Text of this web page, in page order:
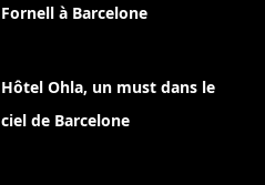
Fornell à Barcelone
Hôtel Ohla, un must dans le
ciel de Barcelone